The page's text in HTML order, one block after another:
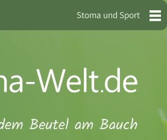
Stoma und Sport